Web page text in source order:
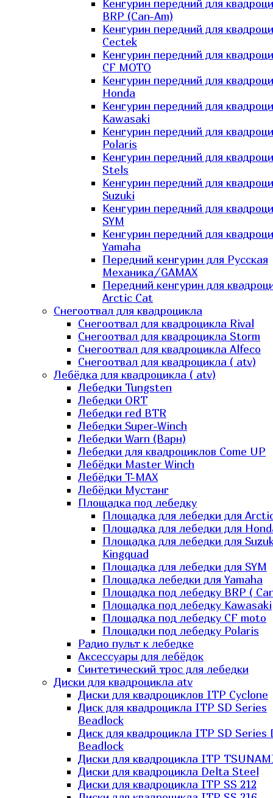
Кенгурин передний для
BRP (Can-Am)
Кенгурин передний для
Cectek
Кенгурин передний для
CF MOTO
Кенгурин передний для
Honda
Кенгурин передний для
Kawasaki
Кенгурин передний для
Polaris
Кенгурин передний для
Stels
Кенгурин передний для
Suzuki
Кенгурин передний для
SYM
Кенгурин передний для
Yamaha
Передний кенгурин для Русская
Механика/GAMAX
Передний кенгурин для
Arctic Cat
Снегоотвал для квадроцикла
Снегоотвал для квадроцикла Rival
Снегоотвал для квадроцикла Storm
Снегоотвал для квадроцикла Alfeco
Снегоотвал для квадроцикла ( atv)
Лебёдка для квадроцикла ( atv)
Лебедки Tungsten
Лебедки ORT
Лебедки red BTR
Лебедки Super-Winch
Лебедки Warn (Варн)
Лебедки для квадроциклов Come UP
Лебёдки Master Winch
Лебёдки T-MAX
Лебёдки Мустанг
Площадка под лебедку
Площадка для лебедки для
Площадка для лебедки для
Площадка для лебедки для
Kingquad
Площадка для лебедки для SYM
Площадка лебедки для Yamaha
Площадка под лебедку BRP (
Площадка под лебедку Kawasaki
Площадка под лебедку СF moto
Площадки под лебедку Polaris
Радио пульт к лебедке
Аксессуары для лебёдок
Синтетический трос для лебедки
Диски для квадроцикла atv
Диски для квадроциклов ITP Cyclone
Диск для квадроцикла ITP SD Series
Beadlock
Диск для квадроцикла ITP SD Series
Beadlock
Диски для квадроцикла ITP
Диски для квадроцикла Delta Steel
Диски для квадроцикла ITP SS 212